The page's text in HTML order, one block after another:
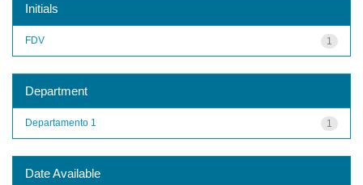
Initials
1
FDV
Department
1
Departamento 1
Date Available